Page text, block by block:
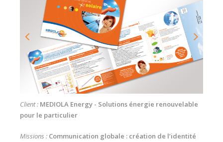
Client : MEDIOLA Energy - Solutions énergie renouvelable
pour le particulier
Missions : Communication globale : création de l’identité